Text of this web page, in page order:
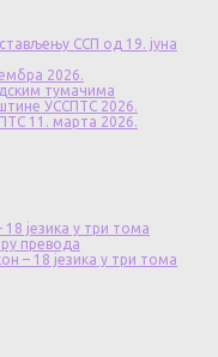
ССП од 19. јуна
2026.
тумачима
УССПТС 2026.
11. марта 2026.
18 језика у три тома
превода
– 18 језика у три тома